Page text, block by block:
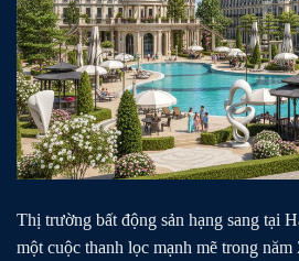
Thị trường bất động sản hạng sang tại
một cuộc thanh lọc mạnh mẽ trong